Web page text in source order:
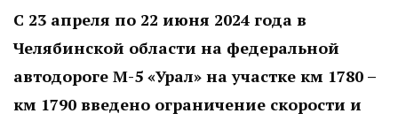
С 23 апреля по 22 июня 2024 года в
Челябинской области на федеральной
автодороге М-5 «Урал» на участке км 1780 –
км 1790 введено ограничение скорости и